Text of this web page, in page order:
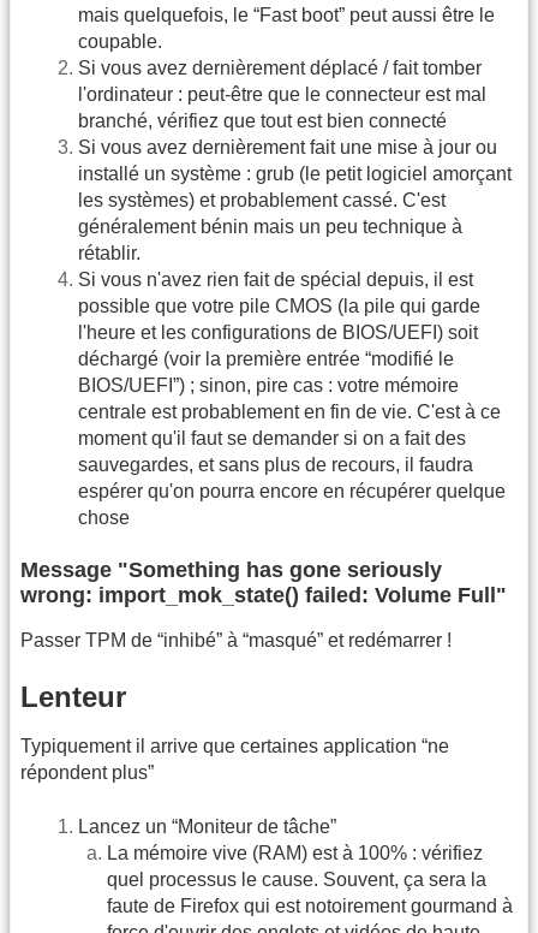
mais quelquefois, le “Fast boot” peut aussi être le
coupable.
Si vous avez dernièrement déplacé / fait tomber
l'ordinateur : peut-être que le connecteur est mal
branché, vérifiez que tout est bien connecté
Si vous avez dernièrement fait une mise à jour ou
installé un système : grub (le petit logiciel amorçant
les systèmes) et probablement cassé. C'est
généralement bénin mais un peu technique à
rétablir.
Si vous n'avez rien fait de spécial depuis, il est
possible que votre pile CMOS (la pile qui garde
l'heure et les configurations de BIOS/UEFI) soit
déchargé (voir la première entrée “modifié le
BIOS/UEFI”) ; sinon, pire cas : votre mémoire
centrale est probablement en fin de vie. C'est à ce
moment qu'il faut se demander si on a fait des
sauvegardes, et sans plus de recours, il faudra
espérer qu'on pourra encore en récupérer quelque
chose
Message "Something has gone seriously
wrong: import_mok_state() failed: Volume Full"
Passer TPM de “inhibé” à “masqué” et redémarrer !
Lenteur
Typiquement il arrive que certaines application “ne
répondent plus”
Lancez un “Moniteur de tâche”
La mémoire vive (RAM) est à 100% : vérifiez
quel processus le cause. Souvent, ça sera la
faute de Firefox qui est notoirement gourmand à